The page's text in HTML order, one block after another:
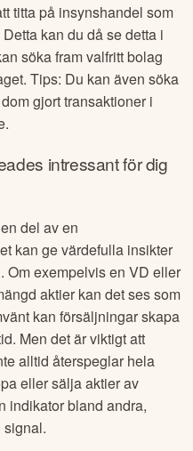
titta på insynshandel som
Detta kan du då se detta i
söka fram valfritt bolag
Tips: Du kan även söka
gjort transaktioner i
intressant för dig
del av en
kan ge värdefulla insikter
Om exempelvis en VD eller
aktier kan det ses som
kan försäljningar skapa
Men det är viktigt att
alltid återspeglar hela
eller sälja aktier av
indikator bland andra,
signal.